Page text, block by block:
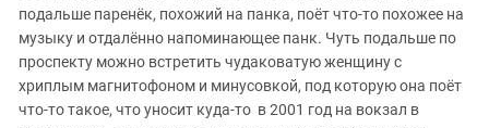
подальше паренёк, похожий на панка, поёт что-то похожее на
музыку и отдалённо напоминающее панк. Чуть подальше по
проспекту можно встретить чудаковатую женщину с
хриплым магнитофоном и минусовкой, под которую она поёт
что-то такое, что уносит куда-то в 2001 год на вокзал в